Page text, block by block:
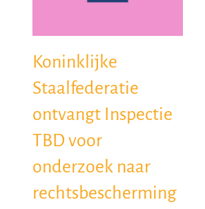
Koninklijke
Staalfederatie
ontvangt Inspectie
TBD voor
onderzoek naar
rechtsbescherming